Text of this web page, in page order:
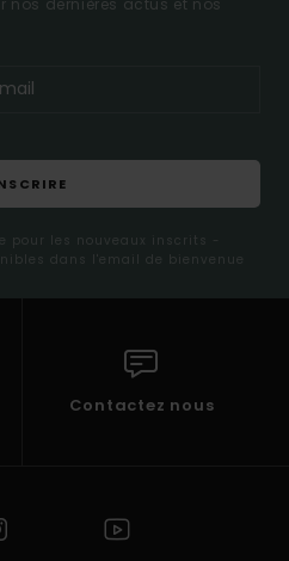
pour les nouveaux inscrits -
dans l'email de bienvenue
Contactez nous